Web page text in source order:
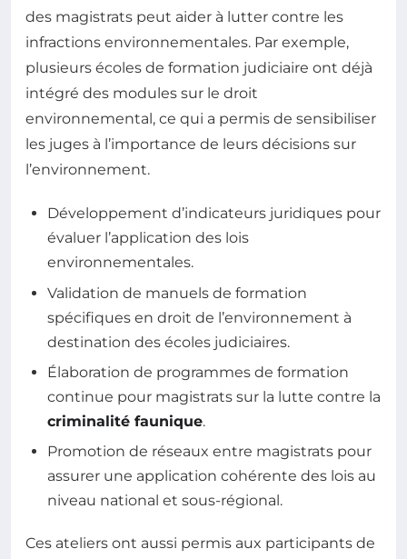
des magistrats peut aider à lutter contre les
infractions environnementales. Par exemple,
plusieurs écoles de formation judiciaire ont déjà
intégré des modules sur le droit
environnemental, ce qui a permis de sensibiliser
les juges à l’importance de leurs décisions sur
l’environnement.
Développement d’indicateurs juridiques pour
évaluer l’application des lois
environnementales.
Validation de manuels de formation
spécifiques en droit de l’environnement à
destination des écoles judiciaires.
Élaboration de programmes de formation
continue pour magistrats sur la lutte contre la
criminalité faunique.
Promotion de réseaux entre magistrats pour
assurer une application cohérente des lois au
niveau national et sous-régional.
Ces ateliers ont aussi permis aux participants de